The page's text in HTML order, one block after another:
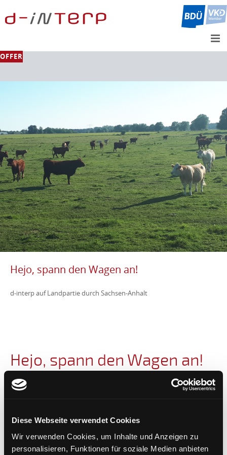
Diese Webseite verwendet Cookies
Wir verwenden Cookies, um Inhalte und Anzeigen zu
personalisieren, Funktionen für soziale Medien anbieten
OFFER
Hejo, spann den Wagen an!
d-interp auf Landpartie durch Sachsen-Anhalt
Hejo, spann den Wagen an!
Vivi Bentin und Sara Campos Arnoldi
begleiten eine Delegation von
Einen Tag lang begleitete d-interp dolmetschend ein Delegation von
Landwirtschafts:expertinnen, die auf Einladung des Auswärtigen